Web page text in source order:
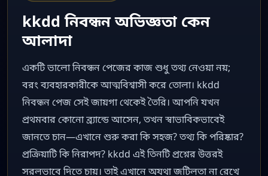
kkdd নিবন্ধন অভিজ্ঞতা কেন
আলাদা
একটি ভালো নিবন্ধন পেজের কাজ শুধু তথ্য নেওয়া নয়;
বরং ব্যবহারকারীকে আত্মবিশ্বাসী করে তোলা। kkdd
নিবন্ধন পেজ সেই জায়গা থেকেই তৈরি। আপনি যখন
প্রথমবার কোনো ব্র্যান্ডে আসেন, তখন স্বাভাবিকভাবেই
জানতে চান—এখানে শুরু করা কি সহজ? তথ্য কি পরিষ্কার?
প্রক্রিয়াটি কি নিরাপদ? kkdd এই তিনটি প্রশ্নের উত্তরই
সরলভাবে দিতে চায়। তাই এখানে অযথা জটিলতা না রেখে